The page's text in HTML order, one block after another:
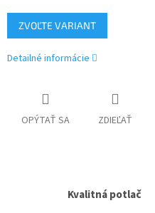
Jednotková
cena:
ZVOĽTE VARIANT
Detailné informácie
OPÝTAŤ SA ZDIEĽAŤ
Kvalitná potlač